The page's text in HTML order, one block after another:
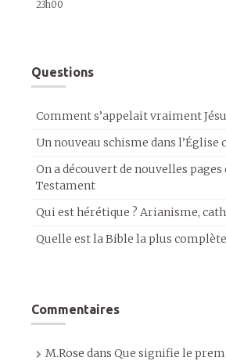
23h00
Questions
Comment s’appelait vraiment
Un nouveau schisme dans l’Église
On a découvert de nouvelles pages
Testament
Qui est hérétique ? Arianisme,
Quelle est la Bible la plus
Commentaires
M.Rose dans Que signifie le